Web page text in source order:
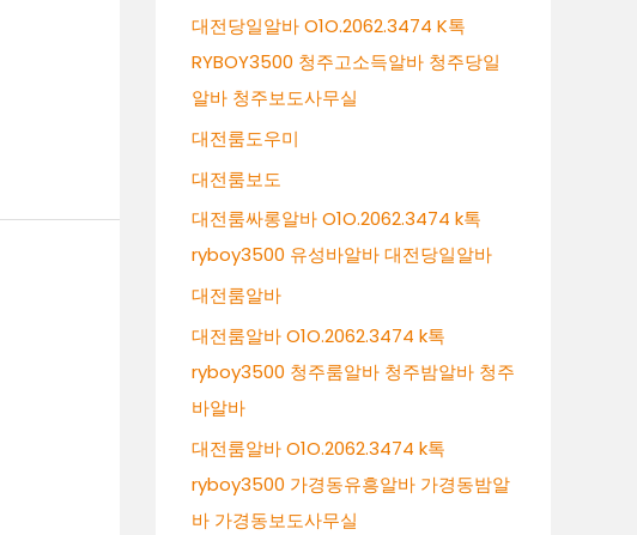
대전당일알바 O1O.2062.3474 K톡
RYBOY3500 청주고소득알바 청주당일
알바 청주보도사무실
대전룸도우미
대전룸보도
대전룸싸롱알바 O1O.2062.3474 k톡
ryboy3500 유성바알바 대전당일알바
대전룸알바
대전룸알바 O1O.2062.3474 k톡
ryboy3500 청주룸알바 청주밤알바 청주
바알바
대전룸알바 O1O.2062.3474 k톡
ryboy3500 가경동유흥알바 가경동밤알
바 가경동보도사무실